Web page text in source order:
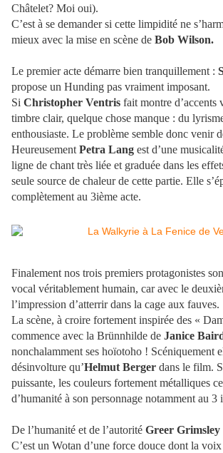
Châtelet? Moi oui).
C’est à se demander si cette limpidité ne
mieux avec la mise en scène de Bob Wilson.
Le premier acte démarre bien tranquillement :
propose un Hunding pas vraiment imposant.
Si Christopher Ventris fait montre d’accents
timbre clair, quelque chose manque : du
enthousiaste. Le problème semble donc venir
Heureusement Petra Lang est d’une
ligne de chant très liée et graduée dans les
seule source de chaleur de cette partie. Elle
complètement au 3ième acte.
Finalement nos trois premiers protagonistes
vocal véritablement humain, car avec le
l’impression d’atterrir dans la cage aux fauves.
La scène, à croire fortement inspirée des «
commence avec la Brünnhilde de Janice
nonchalamment ses hoïotoho ! Scéniquement
désinvolture qu’Helmut Berger dans le film.
puissante, les couleurs fortement métalliques
d’humanité à son personnage notamment au 3
De l’humanité et de l’autorité Greer Grimsley
C’est un Wotan d’une force douce dont la